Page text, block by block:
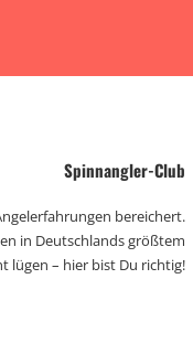
Spinnangler-Club
bereichert.
in Deutschlands größtem
lügen – hier bist Du richtig!